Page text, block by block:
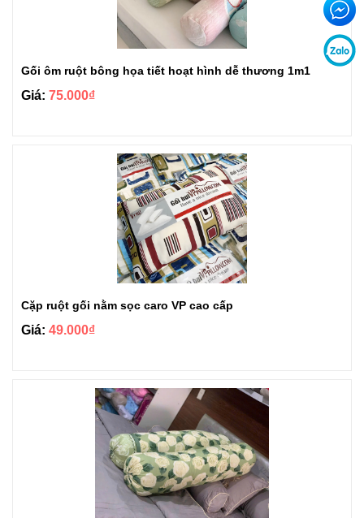
Gối ôm ruột bông họa tiết hoạt hình dễ thương 1m1
Giá: 75.000₫
Cặp ruột gối nằm sọc caro VP cao cấp
Giá: 49.000₫